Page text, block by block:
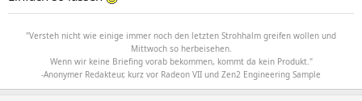
"Versteh nicht wie einige immer noch den letzten Strohhalm greifen wollen und
Mittwoch so herbeisehen.
Wenn wir keine Briefing vorab bekommen, kommt da kein Produkt."
-Anonymer Redakteur, kurz vor Radeon VII und Zen2 Engineering Sample